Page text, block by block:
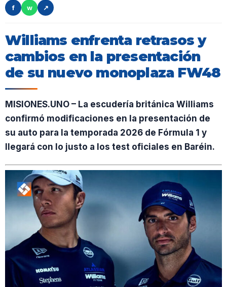
f
w ↗
Williams enfrenta retrasos y
cambios en la presentación
de su nuevo monoplaza FW48
MISIONES.UNO – La escudería británica Williams
confirmó modificaciones en la presentación de
su auto para la temporada 2026 de Fórmula 1 y
llegará con lo justo a los test oficiales en Baréin.